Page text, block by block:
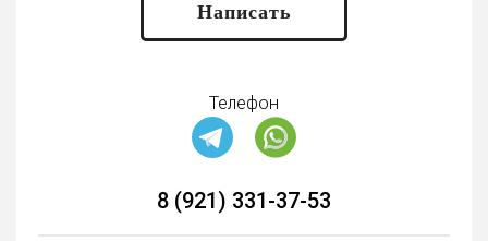
Написать
Телефон
8 (921) 331-37-53